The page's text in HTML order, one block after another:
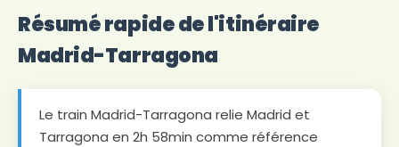
Résumé rapide de l'itinéraire
Madrid-Tarragona
Le train Madrid-Tarragona relie Madrid et
Tarragona en 2h 58min comme référence